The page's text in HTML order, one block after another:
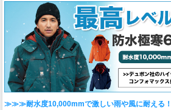
≫≫≫耐水度10,000mmで激しい雨や風に耐える